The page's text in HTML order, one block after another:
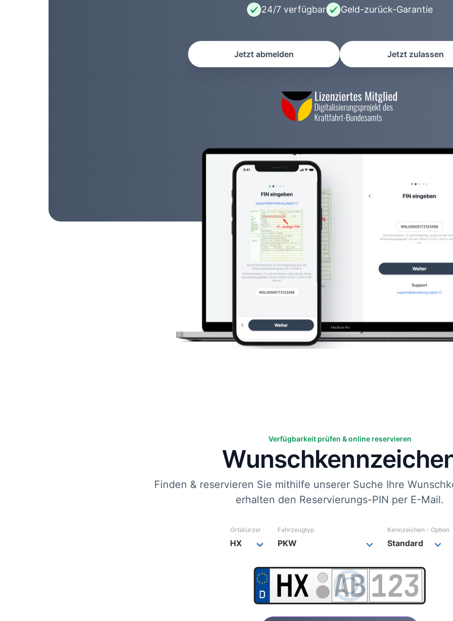
24/7 verfügbar Geld-zurück-Garantie
Jetzt abmelden Jetzt zulassen
Verfügbarkeit prüfen & online reservieren
Finden & reservieren Sie mithilfe unserer Suche Ihre
erhalten den Reservierungs-PIN per E-Mail.
Ortskürzel Fahrzeugtyp Kennzeichen - Option